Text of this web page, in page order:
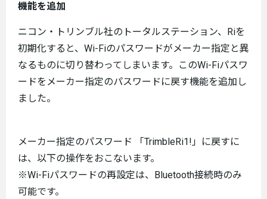
機能を追加
ニコン・トリンブル社のトータルステーション、Riを
初期化すると、Wi-Fiのパスワードがメーカー指定と異
なるものに切り替わってしまいます。このWi-Fiパスワ
ードをメーカー指定のパスワードに戻す機能を追加し
ました。
メーカー指定のパスワード 「TrimbleRi1!」に戻すに
は、以下の操作をおこないます。
※Wi-Fiパスワードの再設定は、Bluetooth接続時のみ
可能です。